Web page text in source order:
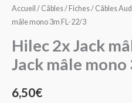
Accueil / Câbles / Fiches/ Câbles
mâle mono 3m FL-22/3
Hilec 2x Jack
Jack mâle mono
6,50€